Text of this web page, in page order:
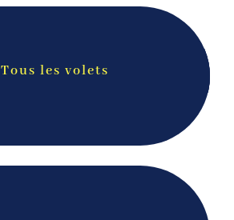
Tous les volets